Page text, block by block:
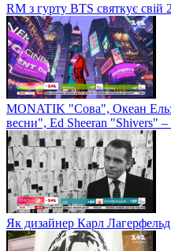
RM з гурту BTS святкує
MONATIK "Сова", Океан
весни", Ed Sheeran "Shivers"
Як дизайнер Карл